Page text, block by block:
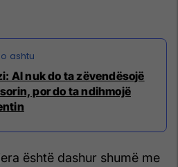
AI nuk do ta zëvendësojë
por do ta ndihmojë
është dashur shumë me